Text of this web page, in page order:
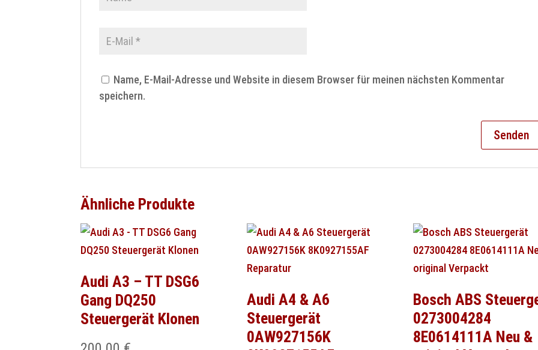
Name, E-Mail-Adresse und Website in diesem Browser für meinen nächsten Kommentar
speichern.
Ähnliche Produkte
Audi A3 – TT DSG6
Gang DQ250
Steuergerät Klonen
Audi A4 & A6
Steuergerät
0AW927156K
Bosch ABS
0273004284
8E0614111A Neu &